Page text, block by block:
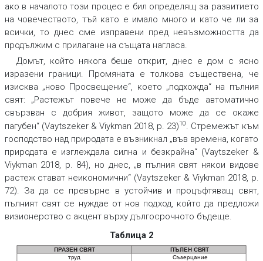
ако в началото този процес е бил определящ за развитието
на човечеството, тъй като е имало много и като че ли за
всички, то днес сме изправени пред невъзможността да
продължим с прилагане на същата нагласа.
Домът, който някога беше открит, днес е дом с ясно
изразени граници. Промяната е толкова съществена, че
изисква „ново Просвещение“, което „подхожда“ на пълния
свят: „Растежът повече не може да бъде автоматично
свързван с добрия живот, защото може да се окаже
пагубен“ (Vaytszeker & Viykman 2018, p. 23)10
. Стремежът към
господство над природата е възникнал „във времена, когато
природата е изглеждала силна и безкрайна“ (Vaytszeker &
Viykman 2018, p. 84), но днес, „в пълния свят някои видове
растеж стават неикономични“ (Vaytszeker & Viykman 2018, p.
72). За да се превърне в устойчив и процъфтяващ свят,
пълният свят се нуждае от нов подход, който да предложи
визионерство с акцент върху дългосрочното бъдеще.
Таблица 2
ПРАЗЕН СВЯТ ПЪЛЕН СВЯТ
труд
Съзерцание